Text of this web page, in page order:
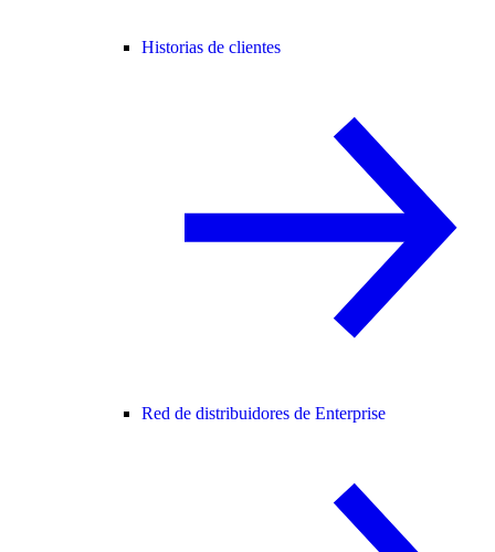
Historias de clientes
Red de distribuidores de Enterprise